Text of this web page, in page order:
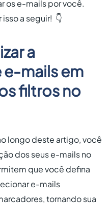
os e-mails por você.
a seguir! 👇
a
mails em
filtros no
longo deste artigo, você
dos seus e-mails no
que você defina
e-mails
tornando sua